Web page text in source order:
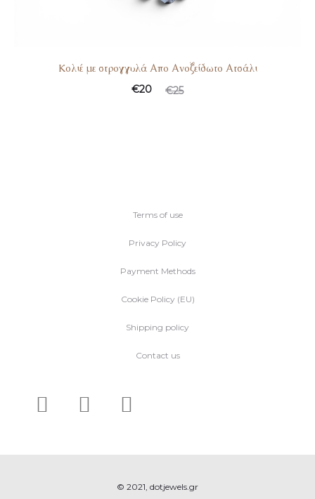
Koλιέ με στρογγυλά Απο Ανοξείδωτο Ατσάλι
€25
€20
Terms of use
Privacy Policy
Payment Methods
Cookie Policy (EU)
Shipping policy
Contact us
© 2021, dotjewels.gr